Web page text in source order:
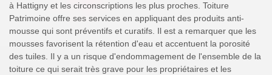
à Hattigny et les circonscriptions les plus proches. Toiture
Patrimoine offre ses services en appliquant des produits anti-
mousse qui sont préventifs et curatifs. Il est a remarquer que les
mousses favorisent la rétention d'eau et accentuent la porosité
des tuiles. Il y a un risque d'endommagement de l'ensemble de la
toiture ce qui serait très grave pour les propriétaires et les